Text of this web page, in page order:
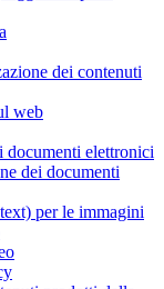
dei contenuti
web
documenti elettronici
dei documenti
per le immagini